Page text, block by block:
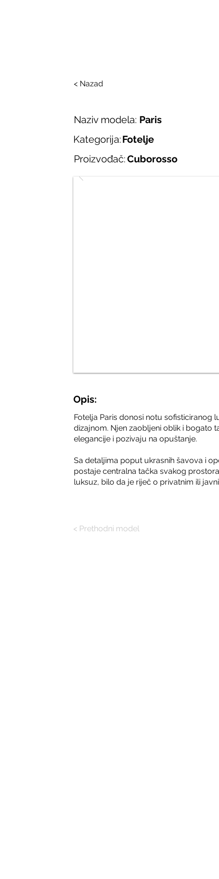
< Nazad
Naziv modela: Paris
Kategorija:Fotelje
Proizvođač:Cuborosso
Opis:
Fotelja Paris donosi notu sofisticiranog
dizajnom. Njen zaobljeni oblik i bogato
elegancije i pozivaju na opuštanje.
Sa detaljima poput ukrasnih šavova i
postaje centralna tačka svakog
luksuz, bilo da je riječ o privatnim ili
< Prethodni model